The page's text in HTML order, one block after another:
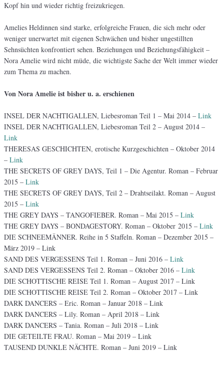
Kopf hin und wieder richtig freizukriegen.
Amelies Heldinnen sind starke, erfolgreiche Frauen, die sich mehr oder
weniger unerwartet mit eigenen Schwächen und bisher ungestillten
Sehnsüchten konfrontiert sehen. Beziehungen und Beziehungsfähigkeit –
Nora Amelie wird nicht müde, die wichtigste Sache der Welt immer wieder
zum Thema zu machen.
Von Nora Amelie ist bisher u. a. erschienen
INSEL DER NACHTIGALLEN, Liebesroman Teil 1 – Mai 2014 – Link
INSEL DER NACHTIGALLEN, Liebesroman Teil 2 – August 2014 –
Link
THERESAS GESCHICHTEN, erotische Kurzgeschichten – Oktober 2014
– Link
THE SECRETS OF GREY DAYS, Teil 1 – Die Agentur. Roman – Februar
2015 – Link
THE SECRETS OF GREY DAYS, Teil 2 – Drahtseilakt. Roman – August
2015 – Link
THE GREY DAYS – TANGOFIEBER. Roman – Mai 2015 – Link
THE GREY DAYS – BONDAGESTORY. Roman – Oktober 2015 – Link
DIE SCHNEEMÄNNER. Reihe in 5 Staffeln. Roman – Dezember 2015 –
März 2019 – Link
SAND DES VERGESSENS Teil 1. Roman – Juni 2016 – Link
SAND DES VERGESSENS Teil 2. Roman – Oktober 2016 – Link
DIE SCHOTTISCHE REISE Teil 1. Roman – August 2017 – Link
DIE SCHOTTISCHE REISE Teil 2. Roman – Oktober 2017 – Link
DARK DANCERS – Eric. Roman – Januar 2018 – Link
DARK DANCERS – Lily. Roman – April 2018 – Link
DARK DANCERS – Tania. Roman – Juli 2018 – Link
DIE GETEILTE FRAU. Roman – Mai 2019 – Link
TAUSEND DUNKLE NÄCHTE. Roman – Juni 2019 – Link